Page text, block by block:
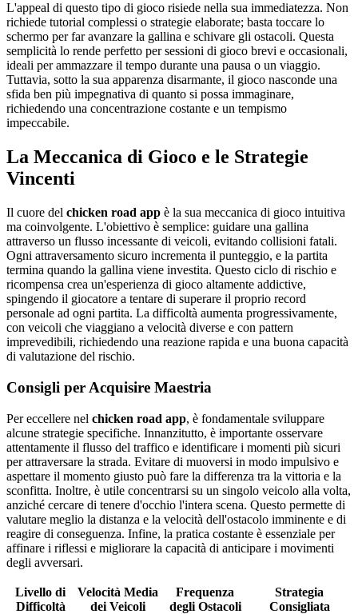
L'appeal di questo tipo di gioco risiede nella sua immediatezza. Non
richiede tutorial complessi o strategie elaborate; basta toccare lo
schermo per far avanzare la gallina e schivare gli ostacoli. Questa
semplicità lo rende perfetto per sessioni di gioco brevi e occasionali,
ideali per ammazzare il tempo durante una pausa o un viaggio.
Tuttavia, sotto la sua apparenza disarmante, il gioco nasconde una
sfida ben più impegnativa di quanto si possa immaginare,
richiedendo una concentrazione costante e un tempismo
impeccabile.
La Meccanica di Gioco e le Strategie
Vincenti
Il cuore del chicken road app è la sua meccanica di gioco intuitiva
ma coinvolgente. L'obiettivo è semplice: guidare una gallina
attraverso un flusso incessante di veicoli, evitando collisioni fatali.
Ogni attraversamento sicuro incrementa il punteggio, e la partita
termina quando la gallina viene investita. Questo ciclo di rischio e
ricompensa crea un'esperienza di gioco altamente addictive,
spingendo il giocatore a tentare di superare il proprio record
personale ad ogni partita. La difficoltà aumenta progressivamente,
con veicoli che viaggiano a velocità diverse e con pattern
imprevedibili, richiedendo una reazione rapida e una buona capacità
di valutazione del rischio.
Consigli per Acquisire Maestria
Per eccellere nel chicken road app, è fondamentale sviluppare
alcune strategie specifiche. Innanzitutto, è importante osservare
attentamente il flusso del traffico e identificare i momenti più sicuri
per attraversare la strada. Evitare di muoversi in modo impulsivo e
aspettare il momento giusto può fare la differenza tra la vittoria e la
sconfitta. Inoltre, è utile concentrarsi su un singolo veicolo alla volta,
anziché cercare di tenere d'occhio l'intera scena. Questo permette di
valutare meglio la distanza e la velocità dell'ostacolo imminente e di
reagire di conseguenza. Infine, la pratica costante è essenziale per
affinare i riflessi e migliorare la capacità di anticipare i movimenti
degli avversari.
Livello di
Difficoltà
Velocità Media
dei Veicoli
Frequenza
degli Ostacoli
Strategia
Consigliata